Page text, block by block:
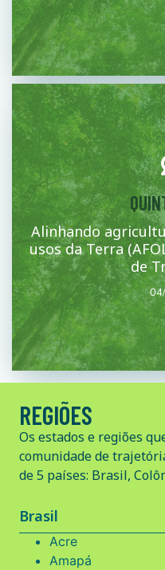
Alinhando
usos da Terra
de
Fechamento de fóruns e
REGIÕES
Os estados e regiões
comunidade de
de 5 países: Brasil,
Brasil
Acre
Amapá